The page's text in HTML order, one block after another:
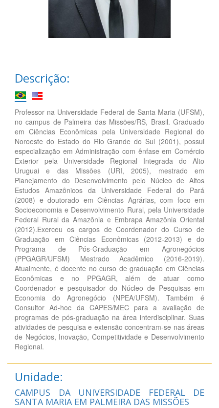
Descrição:
Professor na Universidade Federal de Santa Maria (UFSM),
no campus de Palmeira das Missões/RS, Brasil. Graduado
em Ciências Econômicas pela Universidade Regional do
Noroeste do Estado do Rio Grande do Sul (2001), possui
especialização em Administração com ênfase em Comércio
Exterior pela Universidade Regional Integrada do Alto
Uruguai e das Missões (URI, 2005), mestrado em
Planejamento do Desenvolvimento pelo Núcleo de Altos
Estudos Amazônicos da Universidade Federal do Pará
(2008) e doutorado em Ciências Agrárias, com foco em
Socioeconomia e Desenvolvimento Rural, pela Universidade
Federal Rural da Amazônia e Embrapa Amazônia Oriental
(2012).Exerceu os cargos de Coordenador do Curso de
Graduação em Ciências Econômicas (2012-2013) e do
Programa de Pós-Graduação em Agronegócios
(PPGAGR/UFSM) Mestrado Acadêmico (2016-2019).
Atualmente, é docente no curso de graduação em Ciências
Econômicas e no PPGAGR, além de atuar como
Coordenador e pesquisador do Núcleo de Pesquisas em
Economia do Agronegócio (NPEA/UFSM). Também é
Consultor Ad-hoc da CAPES/MEC para a avaliação de
programas de pós-graduação na área interdisciplinar. Suas
atividades de pesquisa e extensão concentram-se nas áreas
de Negócios, Inovação, Competitividade e Desenvolvimento
Regional.
Unidade:
CAMPUS DA UNIVERSIDADE FEDERAL DE
SANTA MARIA EM PALMEIRA DAS MISSÕES